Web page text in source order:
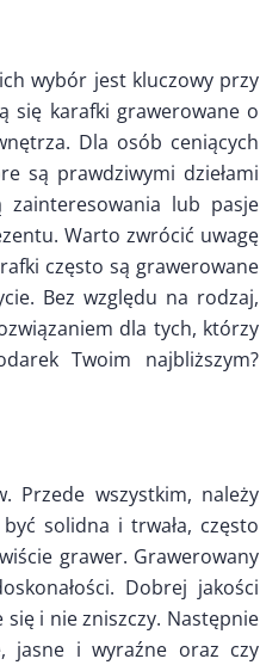
wybór jest kluczowy przy
się karafki grawerowane o
Dla osób ceniących
są prawdziwymi dziełami
zainteresowania lub pasje
Warto zwrócić uwagę
często są grawerowane
Bez względu na rodzaj,
dla tych, którzy
Twoim najbliższym?
Przede wszystkim, należy
solidna i trwała, często
grawer. Grawerowany
Dobrej jakości
i nie zniszczy. Następnie
jasne i wyraźne oraz czy